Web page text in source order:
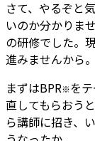
さて、やるぞと
いのか分かりま
の研修でした。
進みませんから。
まずはBPR※を
直してもらおう
ら講師に招き、